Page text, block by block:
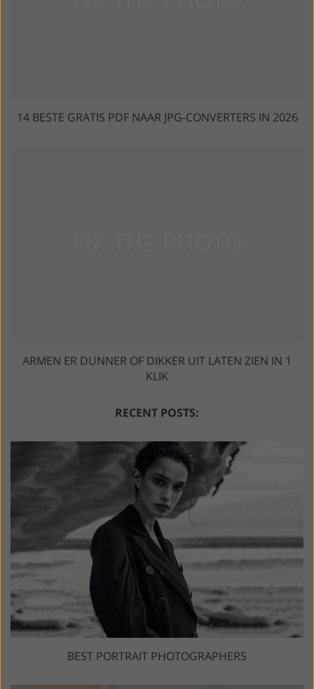
14 BESTE GRATIS PDF NAAR JPG-CONVERTERS IN 2026
ARMEN ER DUNNER OF DIKKER UIT LATEN ZIEN IN 1
KLIK
RECENT POSTS:
BEST PORTRAIT PHOTOGRAPHERS